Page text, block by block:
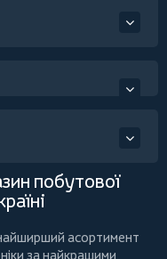
побутової
асортимент
за найкращими